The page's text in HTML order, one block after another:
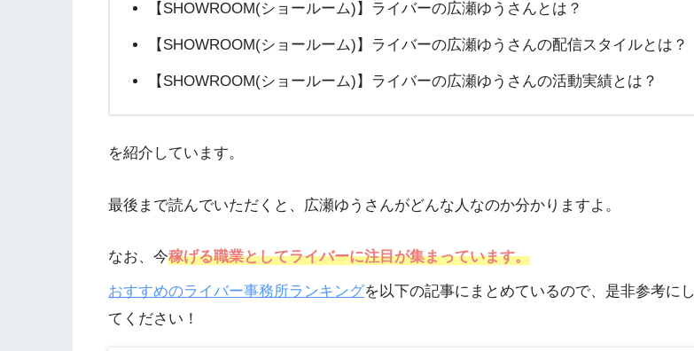
【SHOWROOM(ショールーム)】ライバーの広瀬ゆうさんとは？
【SHOWROOM(ショールーム)】ライバーの広瀬ゆうさんの配信スタイルとは？
【SHOWROOM(ショールーム)】ライバーの広瀬ゆうさんの活動実績とは？
を紹介しています。
最後まで読んでいただくと、広瀬ゆうさんがどんな人なのか分かりますよ。
なお、今稼げる職業としてライバーに注目が集まっています。
おすすめのライバー事務所ランキングを以下の記事にまとめているので、是非参考に
てください！